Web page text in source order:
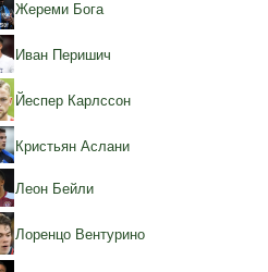
Жереми Бога
Иван Перишич
Йеспер Карлссон
Кристьян Аслани
Леон Бейли
Лоренцо Вентурино